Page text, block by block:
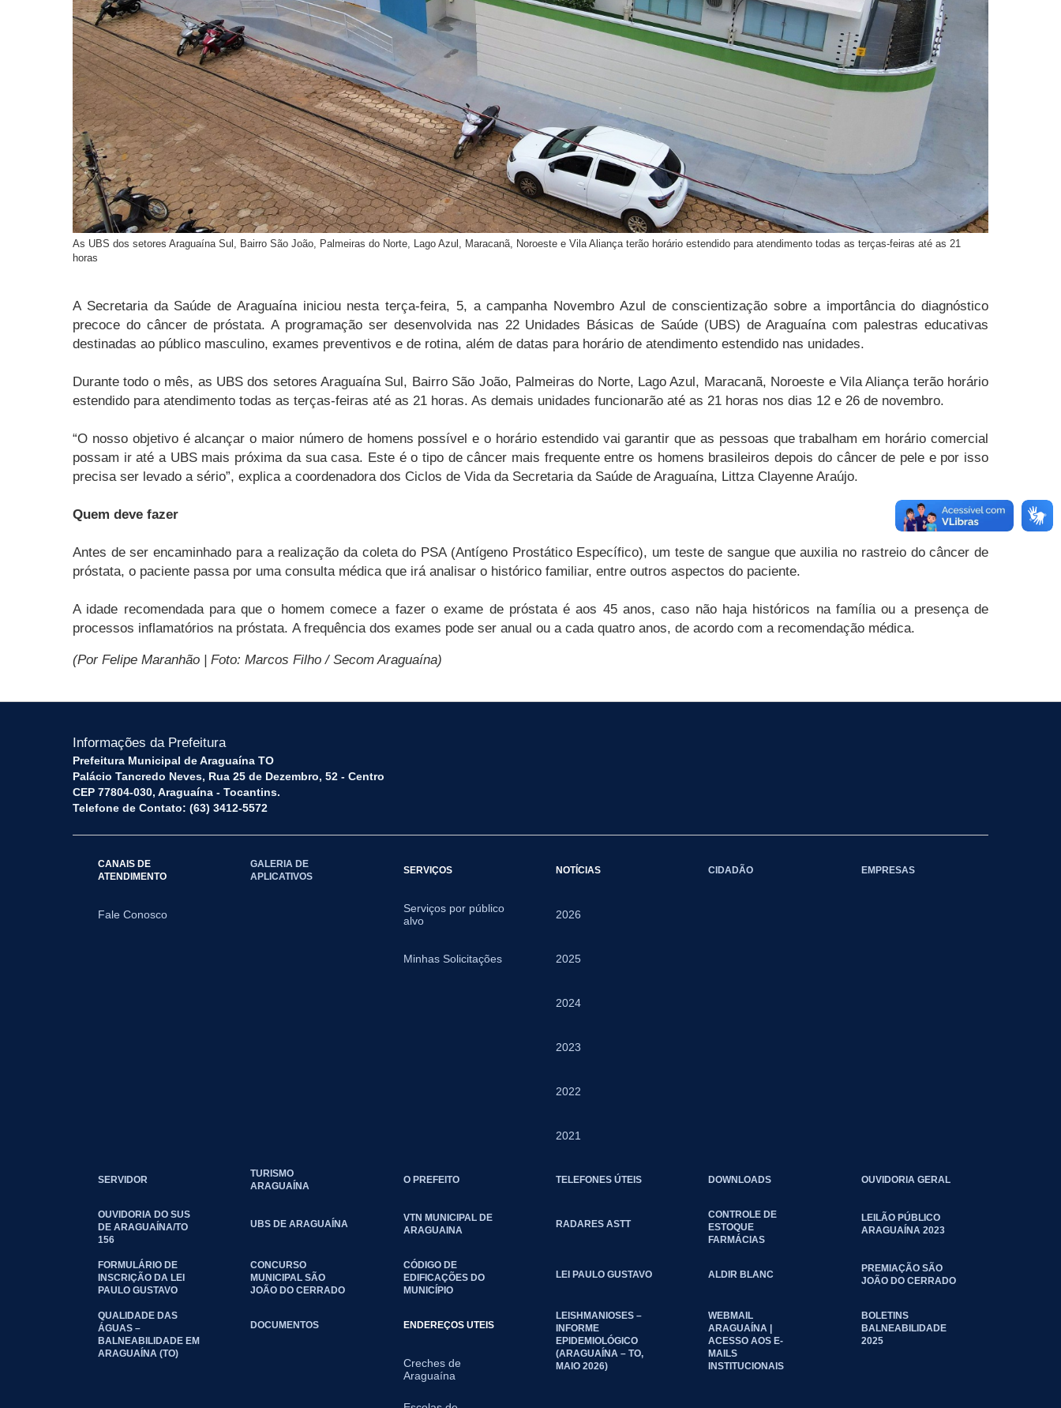
As UBS dos setores Araguaína Sul, Bairro São João, Palmeiras do Norte, Lago Azul, Maracanã, Noroeste e Vila Aliança terão horário estendido para atendimento todas as terças-feiras até as 21
horas
A Secretaria da Saúde de Araguaína iniciou nesta terça-feira, 5, a campanha Novembro Azul de conscientização sobre a importância do diagnóstico
precoce do câncer de próstata. A programação ser desenvolvida nas 22 Unidades Básicas de Saúde (UBS) de Araguaína com palestras educativas
destinadas ao público masculino, exames preventivos e de rotina, além de datas para horário de atendimento estendido nas unidades.
Durante todo o mês, as UBS dos setores Araguaína Sul, Bairro São João, Palmeiras do Norte, Lago Azul, Maracanã, Noroeste e Vila Aliança terão horário
estendido para atendimento todas as terças-feiras até as 21 horas. As demais unidades funcionarão até as 21 horas nos dias 12 e 26 de novembro.
“O nosso objetivo é alcançar o maior número de homens possível e o horário estendido vai garantir que as pessoas que trabalham em horário comercial
possam ir até a UBS mais próxima da sua casa. Este é o tipo de câncer mais frequente entre os homens brasileiros depois do câncer de pele e por isso
precisa ser levado a sério”, explica a coordenadora dos Ciclos de Vida da Secretaria da Saúde de Araguaína, Littza Clayenne Araújo.
Quem deve fazer
Antes de ser encaminhado para a realização da coleta do PSA (Antígeno Prostático Específico), um teste de sangue que auxilia no rastreio do câncer de
próstata, o paciente passa por uma consulta médica que irá analisar o histórico familiar, entre outros aspectos do paciente.
A idade recomendada para que o homem comece a fazer o exame de próstata é aos 45 anos, caso não haja históricos na família ou a presença de
processos inflamatórios na próstata. A frequência dos exames pode ser anual ou a cada quatro anos, de acordo com a recomendação médica.
(Por Felipe Maranhão | Foto: Marcos Filho / Secom Araguaína)
Informações da Prefeitura
Prefeitura Municipal de Araguaína TO
Palácio Tancredo Neves, Rua 25 de Dezembro, 52 - Centro
CEP 77804-030, Araguaína - Tocantins.
Telefone de Contato: (63) 3412-5572
CANAIS DE
ATENDIMENTO
Fale Conosco
GALERIA DE
APLICATIVOS
SERVIÇOS
Serviços por público
alvo
Minhas Solicitações
NOTÍCIAS
2026
2025
2024
2023
2022
2021
CIDADÃO EMPRESAS
SERVIDOR
TURISMO
ARAGUAÍNA
O PREFEITO TELEFONES ÚTEIS DOWNLOADS OUVIDORIA GERAL
OUVIDORIA DO SUS
DE ARAGUAÍNA/TO
156
UBS DE ARAGUAÍNA
VTN MUNICIPAL DE
ARAGUAINA
RADARES ASTT
CONTROLE DE
ESTOQUE
FARMÁCIAS
LEILÃO PÚBLICO
ARAGUAÍNA 2023
FORMULÁRIO DE
INSCRIÇÃO DA LEI
PAULO GUSTAVO
CONCURSO
MUNICIPAL SÃO
JOÃO DO CERRADO
CÓDIGO DE
EDIFICAÇÕES DO
MUNICÍPIO
LEI PAULO GUSTAVO ALDIR BLANC
PREMIAÇÃO SÃO
JOÃO DO CERRADO
QUALIDADE DAS
ÁGUAS –
BALNEABILIDADE EM
ARAGUAÍNA (TO)
DOCUMENTOS ENDEREÇOS UTEIS
Creches de
Araguaína
LEISHMANIOSES –
INFORME
EPIDEMIOLÓGICO
(ARAGUAÍNA – TO,
MAIO 2026)
WEBMAIL
ARAGUAÍNA |
ACESSO AOS E-
MAILS
INSTITUCIONAIS
BOLETINS
BALNEABILIDADE
2025